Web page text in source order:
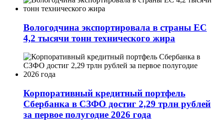
Вологодчина экспортировала в страны ЕС
4,2 тысячи тонн технического жира
Корпоративный кредитный портфель
Сбербанка в СЗФО достиг 2,29 трлн рублей
за первое полугодие 2026 года